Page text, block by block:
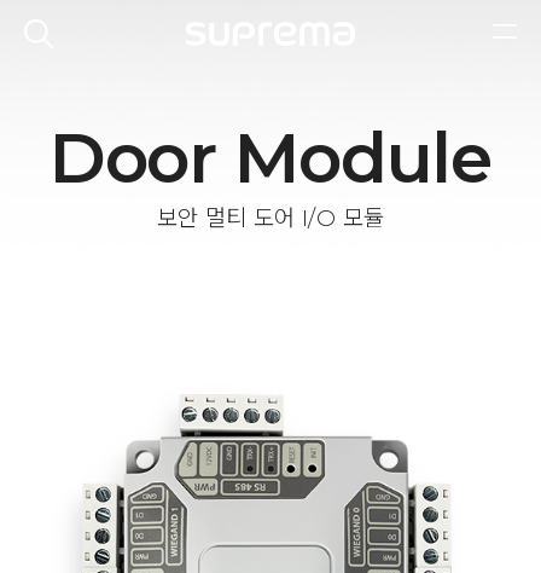
Door Module
보안 멀티 도어 I/O 모듈